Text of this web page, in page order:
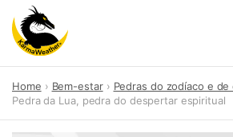
content
Home Bem-estar
Pedras do zodíaco e de
Pedra da Lua, pedra do despertar espiritual